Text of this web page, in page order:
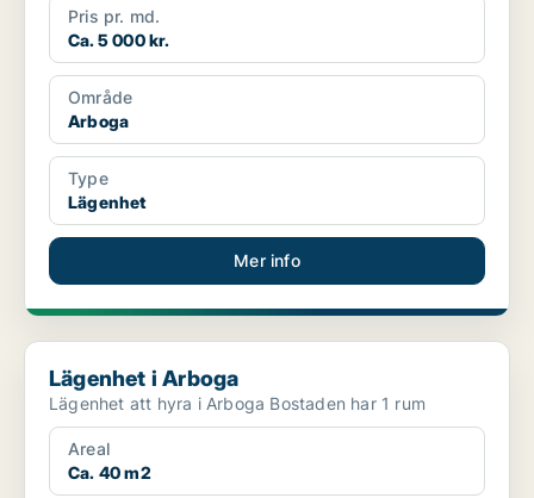
Pris pr. md.
Ca. 5 000 kr.
Område
Arboga
Type
Lägenhet
Mer info
Lägenhet i Arboga
Lägenhet i Arboga
Lägenhet att hyra i Arboga Bostaden har 1 rum
Areal
Ca. 40 m2